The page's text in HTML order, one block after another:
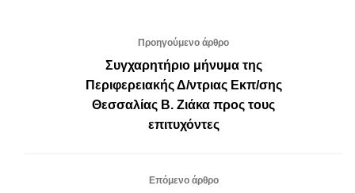
Προηγούμενο άρθρο
Συγχαρητήριο μήνυμα της
Περιφερειακής Δ/ντριας Εκπ/σης
Θεσσαλίας Β. Ζιάκα προς τους
επιτυχόντες
Επόμενο άρθρο